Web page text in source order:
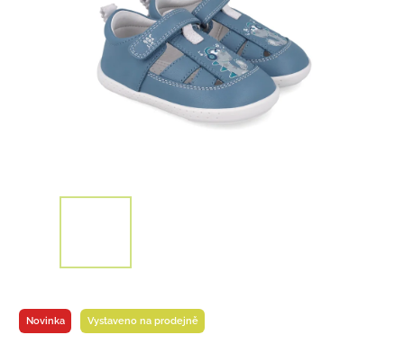
Novinka Vystaveno na prodejně